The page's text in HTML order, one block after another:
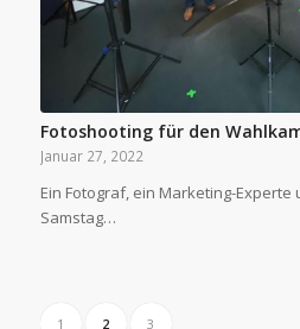
Fotoshooting für den
Januar 27, 2022
Samstag…